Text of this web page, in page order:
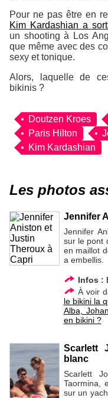
Pour ne pas être en
Kim Kardashian a
un shooting à Los
que même avec des
sexy et tonique.
Alors, laquelle de
bikinis ?
Doutzen Kroes
Paris Hilton
Kim Kardashian
Les photos
Jennifer
Jennifer
sur le pont
en maillot
a embellis.
Infos :
À voir
le bikini la
Alba,
en bikini ?
Scarlett
blanc
Scarlett
Taormina,
sur un